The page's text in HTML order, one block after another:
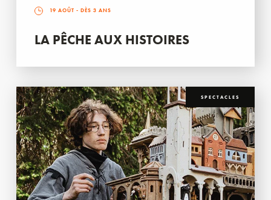
19 AOÛT - DÈS 3 ANS
LA PÊCHE AUX HISTOIRES
SPECTACLES